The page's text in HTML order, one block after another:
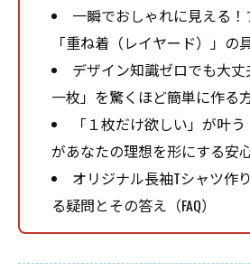
一瞬でおしゃれに見える
「重ね着（レイヤード）」の
デザイン知識ゼロでも大
一枚」を驚くほど簡単に作る
「１枚だけ欲しい」が叶
があなたの理想を形にする安
オリジナル長袖Tシャツ作
る疑問とその答え（FAQ）